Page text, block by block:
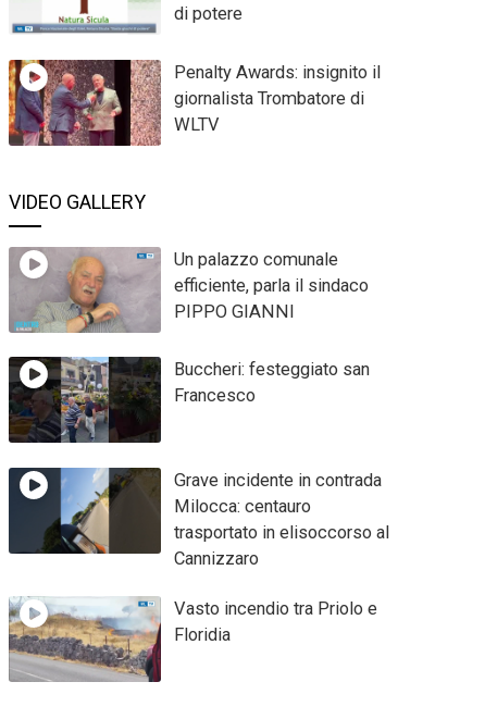
di potere
Penalty Awards: insignito il
giornalista Trombatore di
WLTV
VIDEO GALLERY
Un palazzo comunale
efficiente, parla il sindaco
PIPPO GIANNI
Buccheri: festeggiato san
Francesco
Grave incidente in contrada
Milocca: centauro
trasportato in elisoccorso al
Cannizzaro
Vasto incendio tra Priolo e
Floridia